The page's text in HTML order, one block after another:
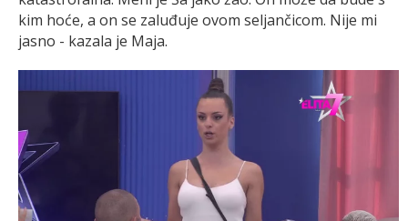
kim hoće, a on se zaluđuje ovom seljančicom. Nije mi
jasno - kazala je Maja.